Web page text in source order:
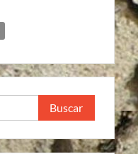
Buscar: